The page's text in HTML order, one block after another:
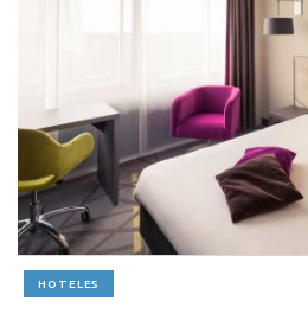
HOTELES